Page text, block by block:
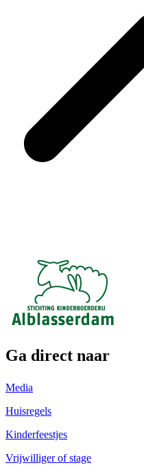
Ga direct naar
Media
Huisregels
Kinderfeestjes
Vrijwilliger of stage